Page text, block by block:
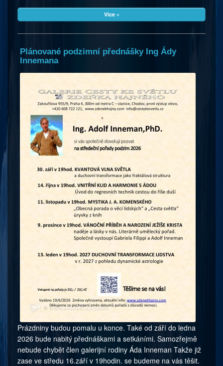
Více »
Plánované podzimní přednášky Ing Ády
Innemana
Prázdniny budou pomalu u konce. Také od září do ledna
2026 bude nabitý přednáškami a setkáními. Samozřejmě
nebude chybět člen galerijní rodiny Áda Inneman Takže již
zase ve středu 16.září v 19hodin. se budeme na vás těšit.